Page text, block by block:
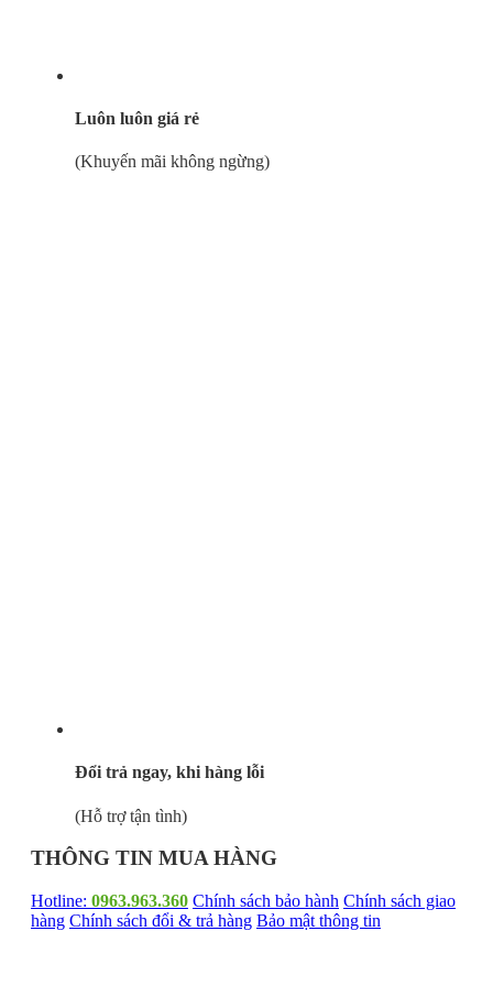
Luôn luôn giá rẻ
(Khuyến mãi không ngừng)
Đổi trả ngay, khi hàng lỗi
(Hỗ trợ tận tình)
THÔNG TIN MUA HÀNG
Hotline: 0963.963.360 Chính sách bảo hành Chính sách giao
hàng Chính sách đổi & trả hàng Bảo mật thông tin